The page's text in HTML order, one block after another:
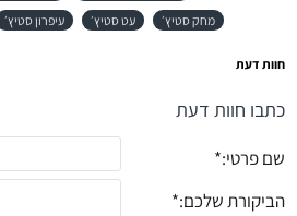
מחק סטיץ׳
עט סטיץ׳ עיפרון סטיץ׳
חוות דעת
כתבו חוות דעת
שם פרטי:
הביקורת שלכם: